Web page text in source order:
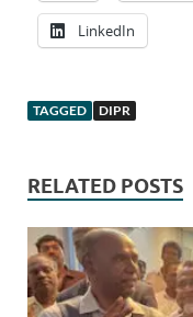
LinkedIn
TAGGED DIPR
RELATED POSTS